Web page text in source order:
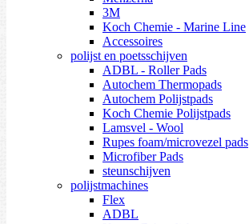
3M
Koch Chemie - Marine Line
Accessoires
polijst en poetsschijven
ADBL - Roller Pads
Autochem Thermopads
Autochem Polijstpads
Koch Chemie Polijstpads
Lamsvel - Wool
Rupes foam/microvezel pads
Microfiber Pads
steunschijven
polijstmachines
Flex
ADBL